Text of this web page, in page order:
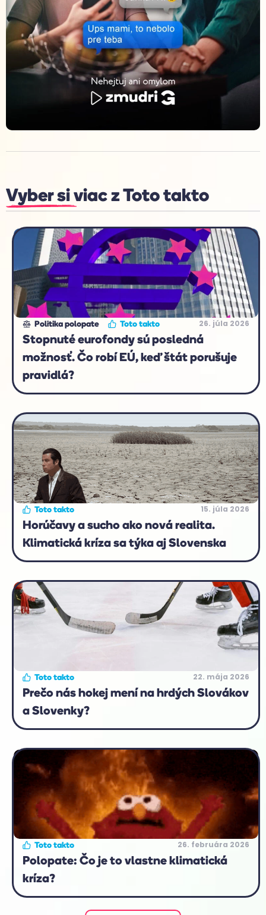
Vyber si viac zToto takto
Politika polopate Toto takto 26. júla 2026
Stopnuté eurofondy sú posledná
možnosť. Čo robí EÚ, keď štát porušuje
pravidlá?
Toto takto 15. júla 2026
Horúčavy a sucho ako nová realita.
Klimatická kríza sa týka aj Slovenska
Toto takto 22. mája 2026
Prečo nás hokej mení na hrdých Slovákov
a Slovenky?
Toto takto 26. februára 2026
Polopate: Čo je to vlastne klimatická
kríza?